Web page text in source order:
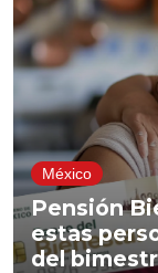
México
Pensión
estas
del